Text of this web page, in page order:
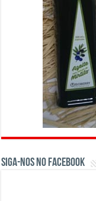
Siga-nos no Facebook